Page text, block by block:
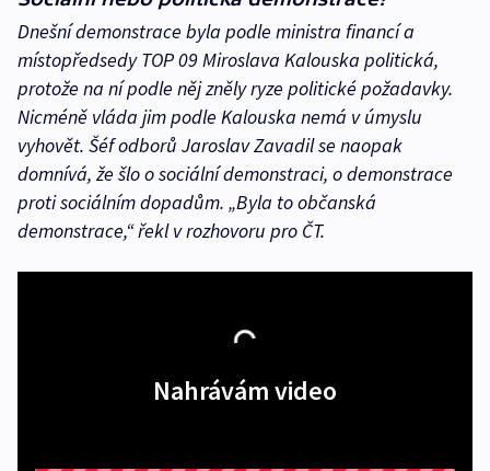
Dnešní demonstrace byla podle ministra financí a
místopředsedy TOP 09 Miroslava Kalouska politická,
protože na ní podle něj zněly ryze politické požadavky.
Nicméně vláda jim podle Kalouska nemá v úmyslu
vyhovět. Šéf odborů Jaroslav Zavadil se naopak
domnívá, že šlo o sociální demonstraci, o demonstrace
proti sociálním dopadům. „Byla to občanská
demonstrace,“ řekl v rozhovoru pro ČT.
Nahrávám video